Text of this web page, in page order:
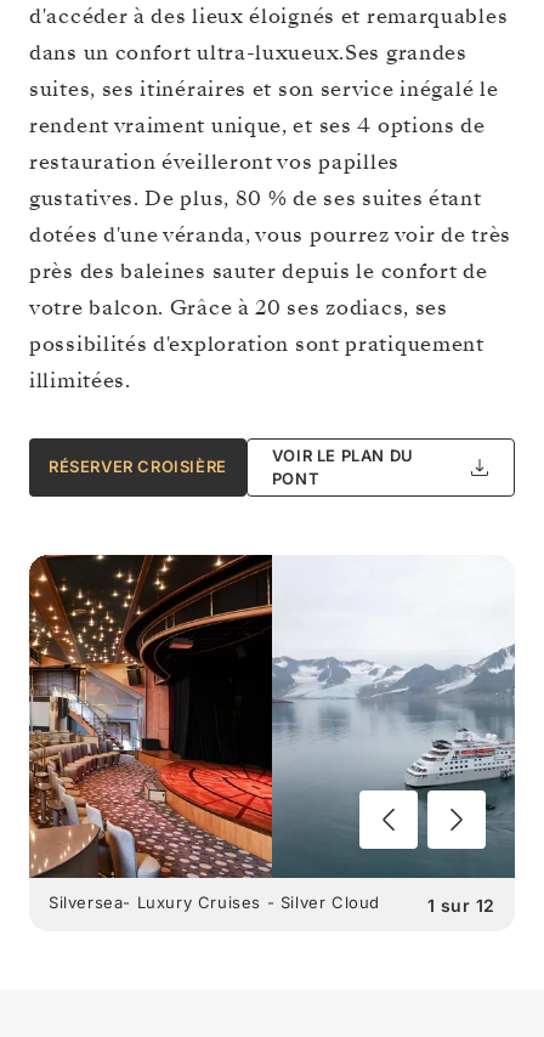
d'accéder à des lieux éloignés et remarquables
dans un confort ultra-luxueux.Ses grandes
suites, ses itinéraires et son service inégalé le
rendent vraiment unique, et ses 4 options de
restauration éveilleront vos papilles
gustatives. De plus, 80 % de ses suites étant
dotées d'une véranda, vous pourrez voir de très
près des baleines sauter depuis le confort de
votre balcon. Grâce à 20 ses zodiacs, ses
possibilités d'exploration sont pratiquement
illimitées.
RÉSERVER CROISIÈRE
VOIR LE PLAN DU
PONT
1 sur 12
Silversea- Luxury Cruises - Silver Cloud